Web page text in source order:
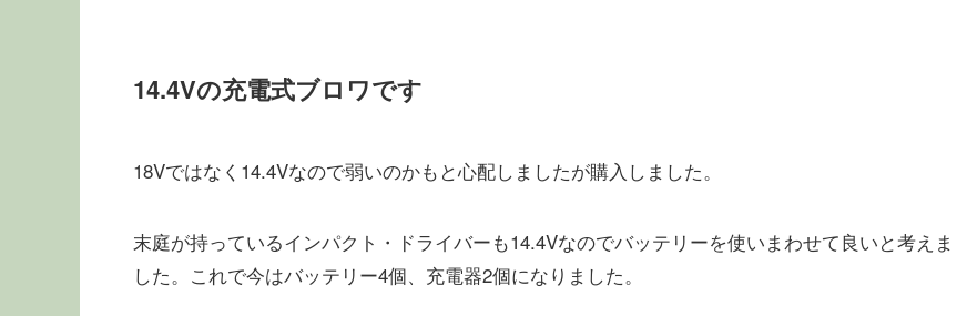
14.4Vの充電式ブロワです
18Vではなく14.4Vなので弱いのかもと心配しましたが購入しました。
末庭が持っているインパクト・ドライバーも14.4Vなのでバッテリーを使いまわせて良いと考えま
した。これで今はバッテリー4個、充電器2個になりました。